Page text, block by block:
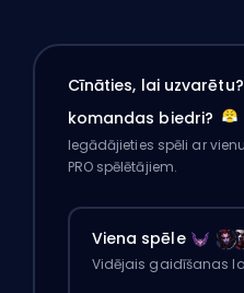
Cīnāties, lai
komandas biedri?
Iegādājieties spēli ar
PRO spēlētājiem.
Viena spēle
Vidējais gaidīšanas